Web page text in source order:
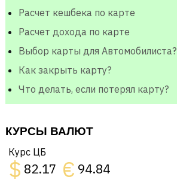
Расчет кешбека по карте
Расчет дохода по карте
Выбор карты для Автомобилиста?
Как закрыть карту?
Что делать, если потерял карту?
КУРСЫ ВАЛЮТ
Курс ЦБ
$ 82.17 € 94.84